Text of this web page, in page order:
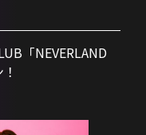
「NEVERLAND